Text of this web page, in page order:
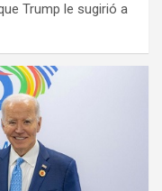
Trump le sugirió a